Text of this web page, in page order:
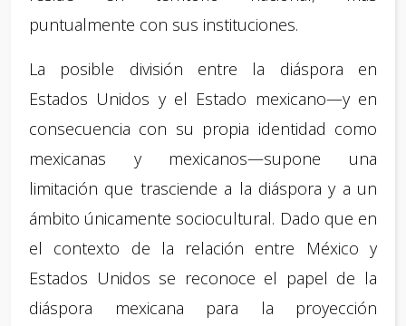
puntualmente con sus instituciones.
La posible división entre la diáspora en
Estados Unidos y el Estado mexicano—y en
consecuencia con su propia identidad como
mexicanas y mexicanos—supone una
limitación que trasciende a la diáspora y a un
ámbito únicamente sociocultural. Dado que en
el contexto de la relación entre México y
Estados Unidos se reconoce el papel de la
diáspora mexicana para la proyección